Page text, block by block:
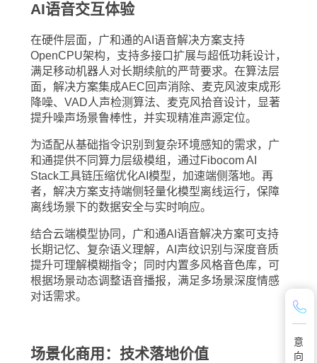
AI语音交互体验
在硬件层面，广和通的AI语音解决方案支持
OpenCPU架构，支持多接口扩展与超低功耗设计，
满足移动机器人对长期续航的严苛要求。在算法层
面，解决方案集成AEC回声消除、麦克风波束成形
降噪、VAD人声检测算法、麦克风拾音设计，显著
提升噪声场景鲁棒性，并实现精准声源定位。
为适配从基础指令识别到复杂环境感知的需求，广
和通提供不同算力层级模组，通过Fibocom AI
Stack工具链压缩优化AI模型，加速端侧落地。再
者，解决方案支持端侧轻量化模型离线运行，保障
离线场景下的数据安全与实时响应。
结合云端模型协同，广和通AI语音解决方案可支持
长期记忆、复杂语义理解，AI声纹识别与深度音质
提升可理解模糊指令；同时内置多风格音色库，可
根据场景动态调整语音播报，满足多场景深度情感
对话需求。
场景化商用：技术落地价值
意
向